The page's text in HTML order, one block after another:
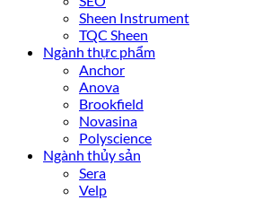
Sheen Instrument
TQC Sheen
Ngành thực phẩm
Anchor
Anova
Brookfield
Novasina
Polyscience
Ngành thủy sản
Sera
Velp